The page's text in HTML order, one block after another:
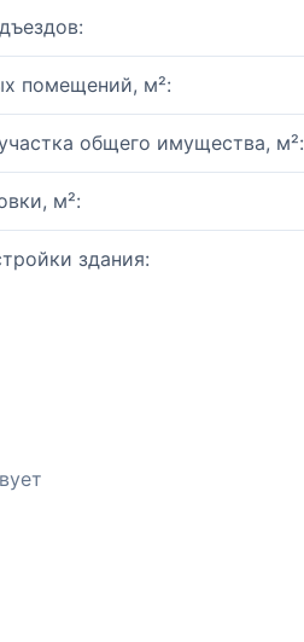
помещений, м²:
общего имущества, м²:
м²:
здания: